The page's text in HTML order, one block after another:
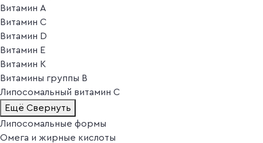
Витамин A
Витамин C
Витамин D
Витамин E
Витамин K
Витамины группы B
Липосомальный витамин C
Ещё Свернуть
Липосомальные формы
Омега и жирные кислоты